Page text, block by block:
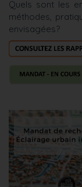
Quels sont les
méthodes,
envisagées?